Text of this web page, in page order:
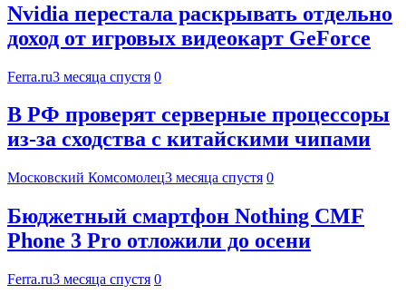
Nvidia перестала раскрывать отдельно
доход от игровых видеокарт GeForce
Ferra.ru3 месяца спустя 0
В РФ проверят серверные процессоры
из-за сходства с китайскими чипами
Московский Комсомолец3 месяца спустя 0
Бюджетный смартфон Nothing CMF
Phone 3 Pro отложили до осени
Ferra.ru3 месяца спустя 0